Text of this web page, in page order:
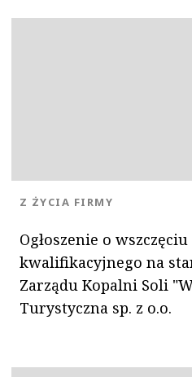
Ogłoszenie o
kwalifikacyjnego na
Zarządu Kopalni Soli
Turystyczna sp. z o.o.
KATEGORIA:
Z ŻYCIA FIRMY